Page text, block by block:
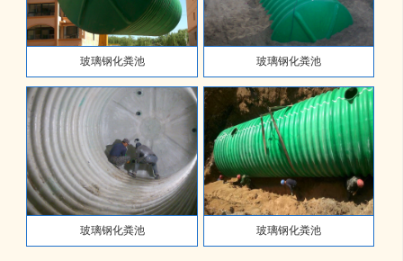
玻璃钢化粪池 玻璃钢化粪池
玻璃钢化粪池 玻璃钢化粪池